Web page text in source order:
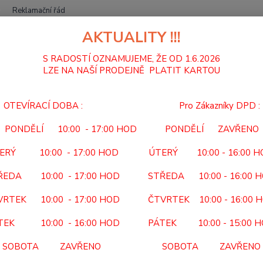
Reklamační řád
NÁJEZDOVÁ SKLÁDACÍ OV
OV
KÓD
AKTUALITY !!!
S RADOSTÍ OZNAMUJEME, ŽE OD 1.6.2026
LZE NA NAŠÍ PRODEJNĚ PLATIT KARTOU
OTEVÍRACÍ DOBA : Pro Zákazníky DPD :
PONDĚLÍ 10:00 - 17:00 HOD PONDĚLÍ ZAVŘENO
10:00 - 17:00 HOD ÚTERÝ 10:00 - 16:00
10:00 - 17:00 HOD STŘEDA 10:00 - 16:00
10:00 - 17:00 HOD ČTVRTEK 10:00 - 16:00
10:00 - 16:00 HOD PÁTEK 10:00 - 15:00
SOBOTA ZAVŘENO SOBOTA ZAVŘENO